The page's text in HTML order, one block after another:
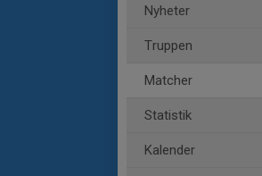
Nyheter
Truppen
Matcher
Statistik
Kalender